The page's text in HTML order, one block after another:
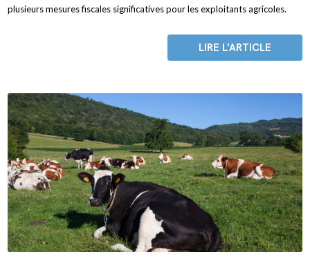
plusieurs mesures fiscales significatives pour les exploitants agricoles.
LIRE L'ARTICLE